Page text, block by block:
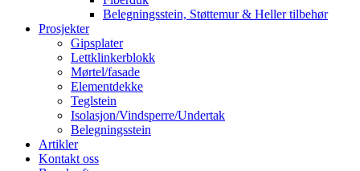
Belegningsstein, Støttemur & Heller tilbehør
Prosjekter
Gipsplater
Lettklinkerblokk
Mørtel/fasade
Elementdekke
Teglstein
Isolasjon/Vindsperre/Undertak
Belegningsstein
Artikler
Kontakt oss